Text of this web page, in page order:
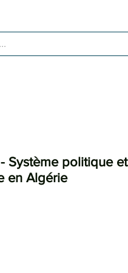
Système politique et
en Algérie